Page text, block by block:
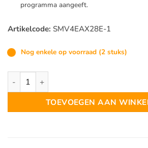
programma aangeeft.
Artikelcode: SMV4EAX28E-1
Nog enkele op voorraad (2 stuks)
Bosch SMV4EAX28E Inbouw
TOEVOEGEN AAN